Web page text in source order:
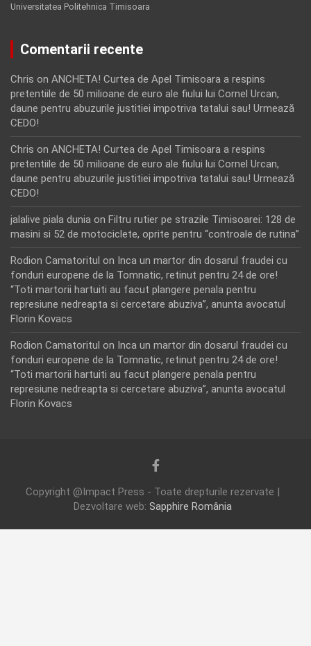
Universitatea Politehnica Timisoara
Comentarii recente
Chris on ANCHETA! Curtea de Apel Timisoara a respins
pretentiile de 50 milioane de euro ale fiului lui Cornel Urcan,
daune pentru abuzurile justitiei impotriva tatalui sau! Urmează
CEDO!
Chris on ANCHETA! Curtea de Apel Timisoara a respins
pretentiile de 50 milioane de euro ale fiului lui Cornel Urcan,
daune pentru abuzurile justitiei impotriva tatalui sau! Urmează
CEDO!
jalalive piala dunia on Filtru rutier pe strazile Timisoarei: 128 de
masini si 52 de motociclete, oprite pentru “controale de rutina”
Rodion Camatoritul on Inca un martor din dosarul fraudei cu
fonduri europene de la Tomnatic, retinut pentru 24 de ore!
“Toti martorii hartuiti au facut plangere penala pentru
represiune nedreapta si cercetare abuziva”, anunta avocatul
Florin Kovacs
Rodion Camatoritul on Inca un martor din dosarul fraudei cu
fonduri europene de la Tomnatic, retinut pentru 24 de ore!
“Toti martorii hartuiti au facut plangere penala pentru
represiune nedreapta si cercetare abuziva”, anunta avocatul
Florin Kovacs
Copyright @Impact Press - Toate drepturile rezervate |
Dezvoltare web: Sapphire România